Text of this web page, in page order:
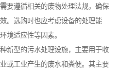
要遵循相关的废物处理法规，确保
。选购时也应考虑设备的处理能
境适应性等因素。
新型的污水处理设施，主要用于收
或工业产生的废水和粪便。其主要